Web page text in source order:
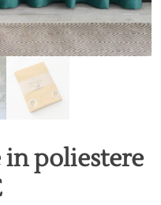
in poliestere